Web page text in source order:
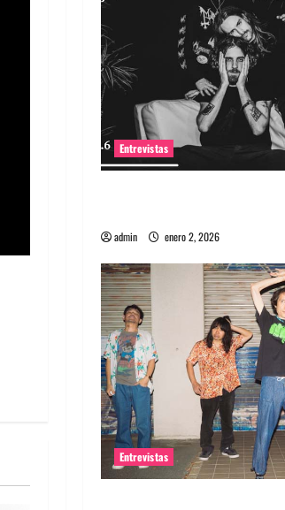
Entrevistas
admin enero 2, 2026
Entrevistas